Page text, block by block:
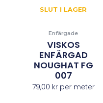
SLUT I LAGER
Enfärgade
VISKOS
ENFÄRGAD
NOUGHAT FG
007
79,00 krper meter